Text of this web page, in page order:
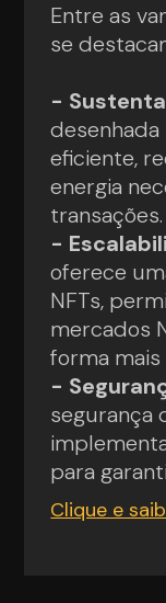
Entre as
se
-
eficiente,
energia
transações.
-
oferece
NFTs,
mercados
forma
-
segurança
para
Clique e